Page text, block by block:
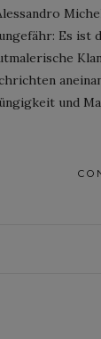
Es
und